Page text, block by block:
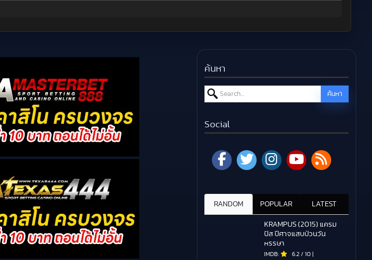
ค้นหา
Search for: ค้นหา
Social
RANDOM POPULAR LATEST
KRAMPUS (2015) แครม
ปัส ปีศาจแสบป่วนวัน
หรรษา
IMDB: 6.2 / 10 |